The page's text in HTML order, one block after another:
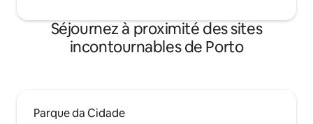
Séjournez à proximité des sites
incontournables de Porto
Parque da Cidade